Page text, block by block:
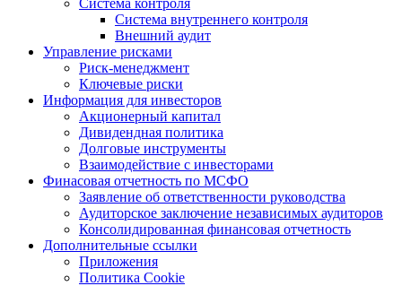
Система контроля
Система внутреннего контроля
Внешний аудит
Управление рисками
Риск-менеджмент
Ключевые риски
Информация для инвесторов
Акционерный капитал
Дивидендная политика
Долговые инструменты
Взаимодействие с инвеcторами
Финасовая отчетность по МСФО
Заявление об ответственности руководства
Аудиторское заключение независимых аудиторов
Консолидированная финансовая отчетность
Дополнительные ссылки
Приложения
Политика Cookie